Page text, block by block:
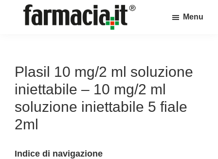
sul
mondo
della
farmacia
online
Menu
Plasil 10 mg/2 ml soluzione
iniettabile – 10 mg/2 ml
soluzione iniettabile 5 fiale
2ml
Indice di navigazione